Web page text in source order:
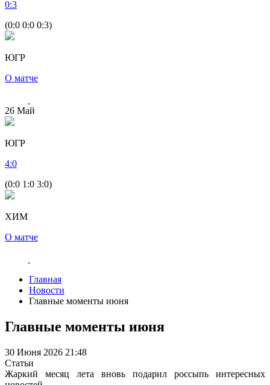
0:3
(0:0 0:0 0:3)
ЮГР
О матче
26 Май
ЮГР
4:0
(0:0 1:0 3:0)
ХИМ
О матче
Главная
Новости
Главные моменты июня
Главные моменты июня
30 Июня 2026 21:48
Статьи
Жаркий месяц лета вновь подарил россыпь интересных